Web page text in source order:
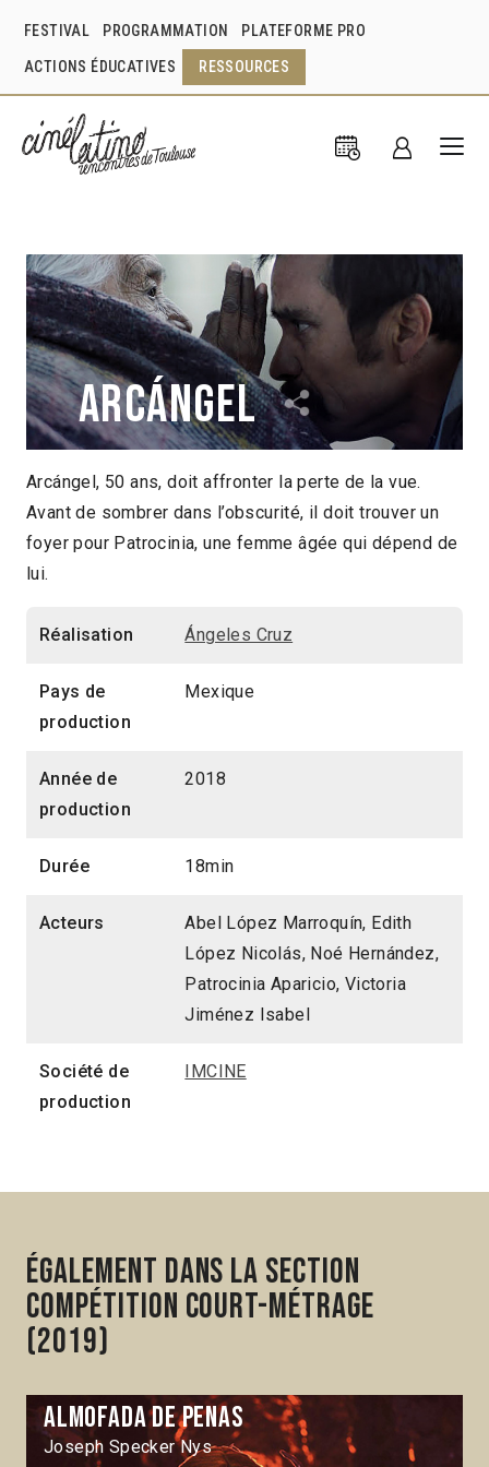
FESTIVAL PROGRAMMATION PLATEFORME PRO
ACTIONS ÉDUCATIVES RESSOURCES
Arcángel
Ángeles Cruz Mexique 2018
18min
Arcángel, 50 ans, doit affronter la perte de la vue.
Avant de sombrer dans l’obscurité, il doit trouver un
foyer pour Patrocinia, une femme âgée qui dépend de
lui.
Réalisation Ángeles Cruz
Pays de
production
Mexique
Année de
production
2018
Durée 18min
Acteurs
Abel López Marroquín, Edith
López Nicolás, Noé Hernández,
Patrocinia Aparicio, Victoria
Jiménez Isabel
Société de
production
IMCINE
Également dans la section
Compétition Court-métrage
(2019)
Almofada de penas
Joseph Specker Nys